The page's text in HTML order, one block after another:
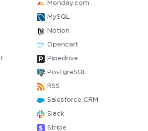
Monday.com
MySQL
Notion
Opencart
Pipedrive
PostgreSQL
RSS
Salesforce CRM
Slack
Stripe